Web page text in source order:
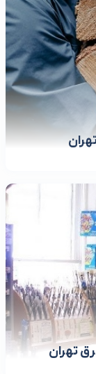
تهران